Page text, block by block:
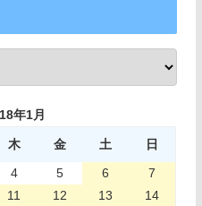
年1月
木 金 土
日
4 5 6
7
11 12 13
14